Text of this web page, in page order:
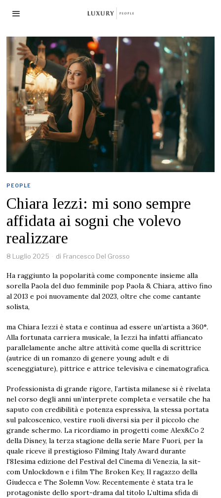
PEOPLE
Chiara Iezzi: mi sono sempre
affidata ai sogni che volevo
realizzare
8 Luglio 2025 di Francesco Del Grosso
Ha raggiunto la popolarità come componente insieme alla
sorella Paola del duo femminile pop Paola & Chiara, attivo fino
al 2013 e poi nuovamente dal 2023, oltre che come cantante
solista,
ma Chiara Iezzi è stata e continua ad essere un’artista a 360°.
Alla fortunata carriera musicale, la Iezzi ha infatti affiancato
parallelamente anche altre attività come quella di scrittrice
(autrice di un romanzo di genere young adult e di
sceneggiature), pittrice e attrice televisiva e cinematografica.
Professionista di grande rigore, l’artista milanese si è rivelata
nel corso degli anni un’interprete completa e versatile che ha
saputo con credibilità e potenza espressiva, la stessa portata
sul palcoscenico, vestire ruoli diversi sia per il piccolo che
grande schermo. La ricordiamo in progetti come Alex&Co 2
della Disney, la terza stagione della serie Mare Fuori, per la
quale riceve il prestigioso Filming Italy Award durante
l’81esima edizione del Festival del Cinema di Venezia, la sit-
com Unlockdown e i film The Broken Key, Il ragazzo della
Giudecca e The Solemn Vow. Recentemente è stata tra le
protagoniste dello sport-drama dal titolo L’ultima sfida di